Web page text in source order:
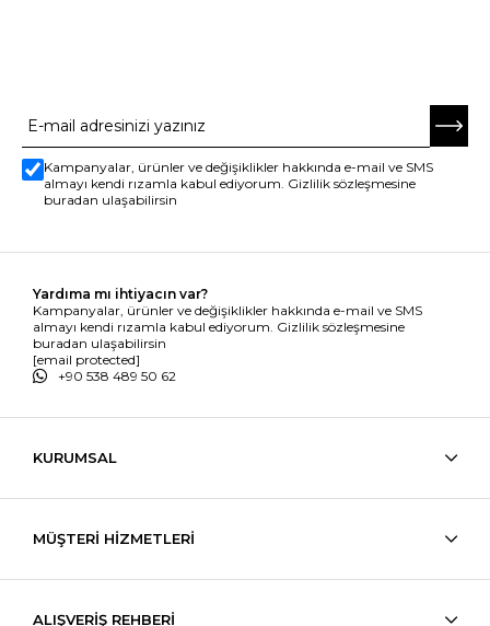
Kampanyalar, ürünler ve değişiklikler hakkında e-mail ve SMS
almayı kendi rızamla kabul ediyorum. Gizlilik sözleşmesine
buradan ulaşabilirsin
Yardıma mı ihtiyacın var?
Kampanyalar, ürünler ve değişiklikler hakkında e-mail ve SMS
almayı kendi rızamla kabul ediyorum. Gizlilik sözleşmesine
buradan ulaşabilirsin
[email protected]
+90 538 489 50 62
KURUMSAL
MÜŞTERİ HİZMETLERİ
ALIŞVERİŞ REHBERİ